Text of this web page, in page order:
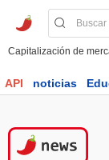
Capitalización de
API noticias